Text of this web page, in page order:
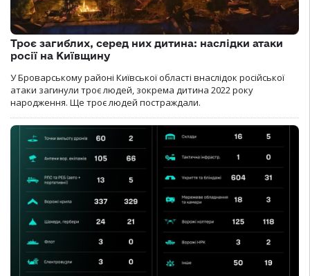
Троє загиблих, серед них дитина: наслідки атаки
росії на Київщину
У Броварському районі Київської області внаслідок російської
атаки загинули троє людей, зокрема дитина 2022 року
народження. Ще троє людей постраждали.